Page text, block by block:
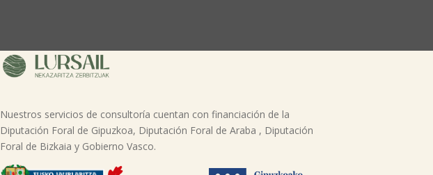
Nuestros servicios de consultoría cuentan con financiación de la
Diputación Foral de Gipuzkoa, Diputación Foral de Araba , Diputación
Foral de Bizkaia y Gobierno Vasco.